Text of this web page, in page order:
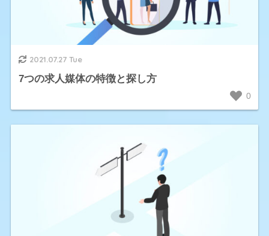
2021.07.27 Tue
7つの求人媒体の特徴と探し方
0